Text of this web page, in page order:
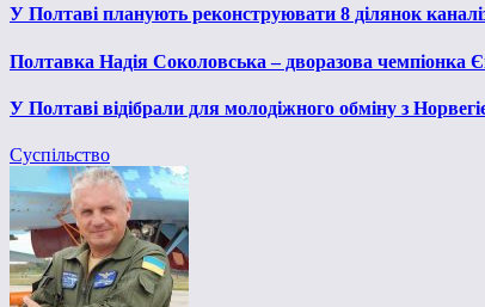
У Полтаві планують реконструювати 8 ділянок
Полтавка Надія Соколовська – дворазова чемпіонка
У Полтаві відібрали для молодіжного обміну з
Суспільство